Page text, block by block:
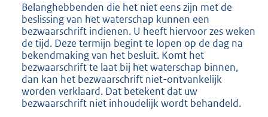
Belanghebbenden die het niet eens zijn met de
beslissing van het waterschap kunnen een
bezwaarschrift indienen. U heeft hiervoor zes weken
de tijd. Deze termijn begint te lopen op de dag na
bekendmaking van het besluit. Komt het
bezwaarschrift te laat bij het waterschap binnen,
dan kan het bezwaarschrift niet-ontvankelijk
worden verklaard. Dat betekent dat uw
bezwaarschrift niet inhoudelijk wordt behandeld.